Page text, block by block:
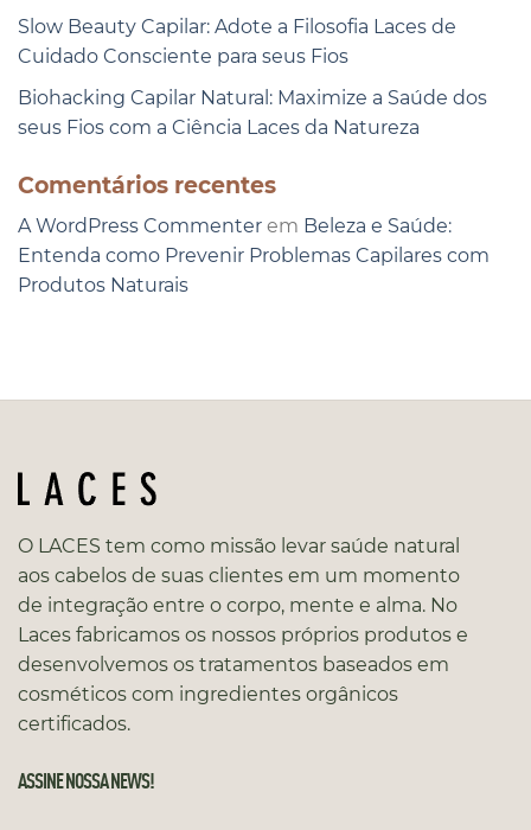
Slow Beauty Capilar: Adote a Filosofia Laces de
Cuidado Consciente para seus Fios
Biohacking Capilar Natural: Maximize a Saúde dos
seus Fios com a Ciência Laces da Natureza
Comentários recentes
A WordPress Commenter em Beleza e Saúde:
Entenda como Prevenir Problemas Capilares com
Produtos Naturais
O LACES tem como missão levar saúde natural
aos cabelos de suas clientes em um momento
de integração entre o corpo, mente e alma. No
Laces fabricamos os nossos próprios produtos e
desenvolvemos os tratamentos baseados em
cosméticos com ingredientes orgânicos
certificados.
ASSINE NOSSA NEWS!